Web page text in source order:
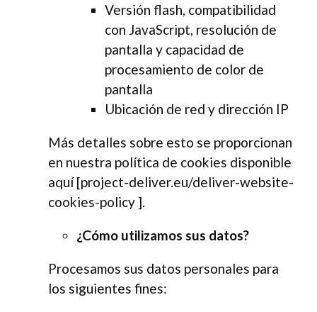
Versión flash, compatibilidad
con JavaScript, resolución de
pantalla y capacidad de
procesamiento de color de
pantalla
Ubicación de red y dirección IP
Más detalles sobre esto se proporcionan
en nuestra política de cookies disponible
aquí [project-deliver.eu/deliver-website-
cookies-policy ].
¿Cómo utilizamos sus datos?
Procesamos sus datos personales para
los siguientes fines: